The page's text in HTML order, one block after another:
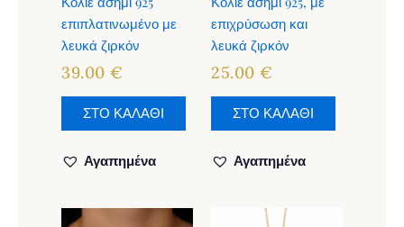
επιπλατινωμένο με
λευκά ζιρκόν
39.00 €
ΣΤΟ ΚΑΛΑΘΙ
Αγαπημένα
επιχρύσωση και
λευκά ζιρκόν
25.00 €
ΣΤΟ ΚΑΛΑΘΙ
Αγαπημένα